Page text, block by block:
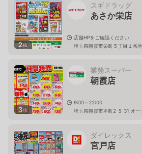
2枚
スギドラッグ
あさか栄店
店舗HPをご確認ください
埼玉県朝霞市栄町５丁目１番
3枚
業務スーパー
朝霞店
9:00～22:00
埼玉県朝霞市本町2-5-31 オー
ダイレックス
宮戸店